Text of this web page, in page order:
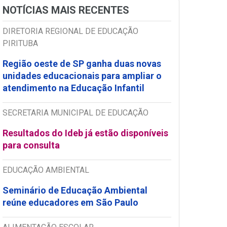
NOTÍCIAS MAIS RECENTES
DIRETORIA REGIONAL DE EDUCAÇÃO
PIRITUBA
Região oeste de SP ganha duas novas
unidades educacionais para ampliar o
atendimento na Educação Infantil
SECRETARIA MUNICIPAL DE EDUCAÇÃO
Resultados do Ideb já estão disponíveis
para consulta
EDUCAÇÃO AMBIENTAL
Seminário de Educação Ambiental
reúne educadores em São Paulo